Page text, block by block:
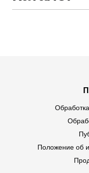
Положение об